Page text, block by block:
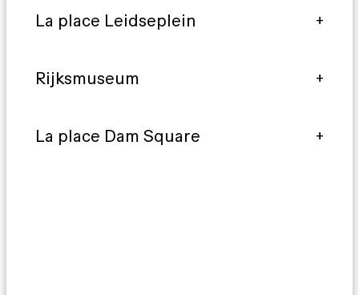
La place Leidseplein
Rijksmuseum
La place Dam Square